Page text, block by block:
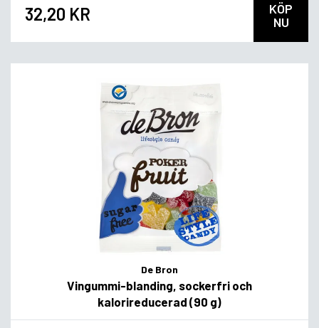
32,20 KR
KÖP
NU
De Bron
Vingummi-blanding, sockerfri och
kalorireducerad (90 g)